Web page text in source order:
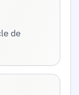
de